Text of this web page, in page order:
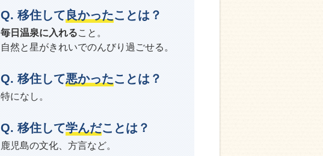
移住して 良かったことは？
毎日温泉に入れること。
自然と星がきれいでのんびり過ごせる。
移住して悪かったことは？
特になし。
移住して学んだことは？
鹿児島の文化、方言など。